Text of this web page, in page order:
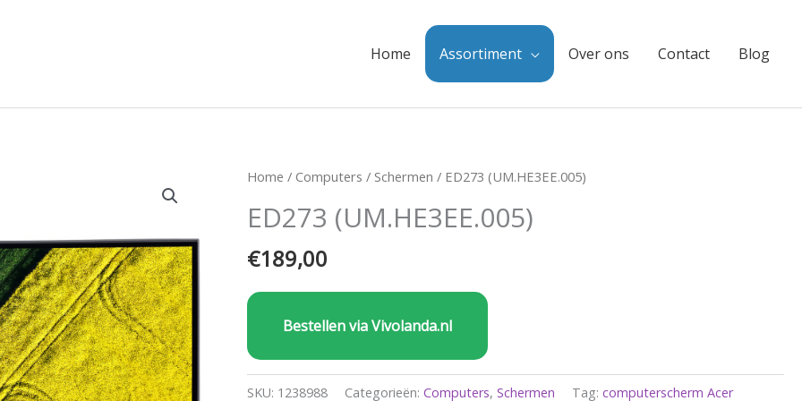
Home Assortiment Over ons Contact Blog
Home / Computers / Schermen / ED273 (UM.HE3EE.005)
ED273 (UM.HE3EE.005)
€189,00
Bestellen via Vivolanda.nl
SKU: 1238988 Categorieën:Computers,Schermen Tag:computerscherm Acer